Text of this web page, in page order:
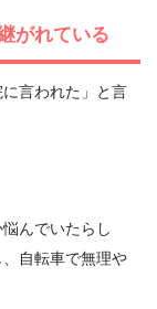
がれている
言われた」と言
んでいたらし
自転車で無理や